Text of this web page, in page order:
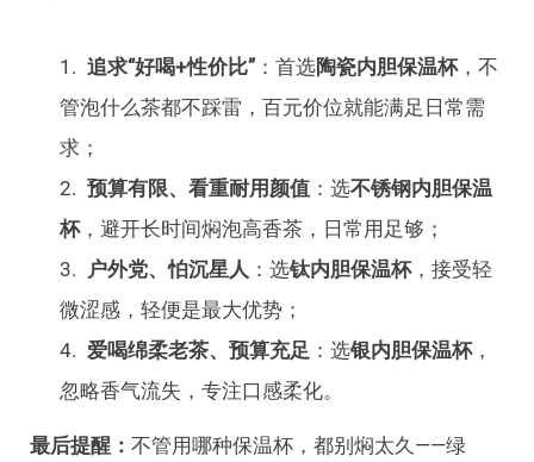
追求“好喝+性价比” ：首选陶瓷内胆保温杯，不
管泡什么茶都不踩雷，百元价位就能满足日常需
求；
预算有限、看重耐用颜值 ：选不锈钢内胆保温
杯，避开长时间焖泡高香茶，日常用足够；
户外党、怕沉星人 ：选钛内胆保温杯，接受轻
微涩感，轻便是最大优势；
爱喝绵柔老茶、预算充足 ：选银内胆保温杯，
忽略香气流失，专注口感柔化。
最后提醒： 不管用哪种保温杯，都别焖太久——绿